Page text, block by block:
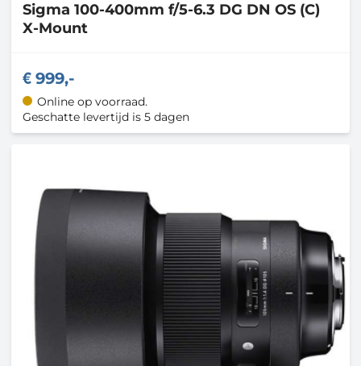
Sigma 100-400mm f/5-6.3 DG DN OS (C)
X-Mount
999,-
Online op voorraad.
Geschatte levertijd is 5 dagen